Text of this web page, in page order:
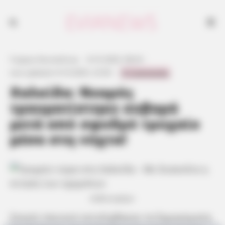
Χαλκίδα: Νεαρός
τραυματίστηκε σοβαρά
μετά από σφοδρό τροχαίο
μέσα στη νύχτα!